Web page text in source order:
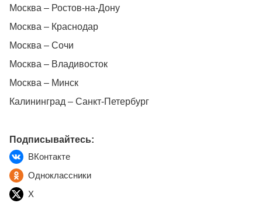
Москва – Ростов-на-Дону
Москва – Краснодар
Москва – Сочи
Москва – Владивосток
Москва – Минск
Калининград – Санкт-Петербург
Подписывайтесь:
ВКонтакте
Одноклассники
X